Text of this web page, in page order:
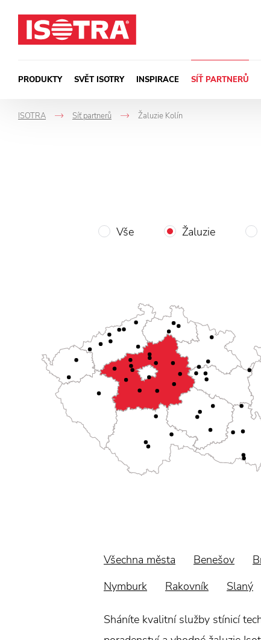
PRODUKTY SVĚT ISOTRY INSPIRACE SÍŤ PARTNERŮ
ISOTRA
->
Síť partnerů Žaluzie Kolín
Vše Žaluzie
Všechna města Benešov
Nymburk
Rakovník Slaný
Sháníte kvalitní služby stínicí